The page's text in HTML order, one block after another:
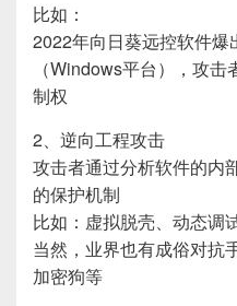
比如：
2022年向日葵远控软件爆
（Windows平台），攻
制权
2、逆向工程攻击
攻击者通过分析软件的内
的保护机制
比如：虚拟脱壳、动态调
当然，业界也有成俗对抗
加密狗等